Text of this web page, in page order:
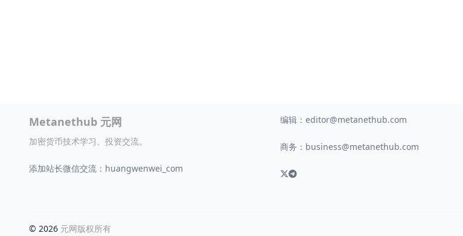
Metanethub 元网
加密货币技术学习、投资交流。
添加站长微信交流：huangwenwei_com
编辑： editor@metanethub.com
商务： business@metanethub.com
© 2026 元网版权所有